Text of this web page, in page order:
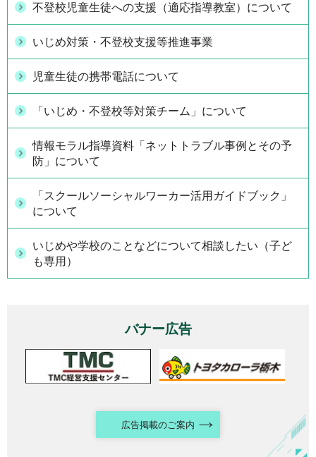
不登校児童生徒への支援（適応指導教室）について
いじめ対策・不登校支援等推進事業
児童生徒の携帯電話について
「いじめ・不登校等対策チーム」について
情報モラル指導資料「ネットトラブル事例とその予
防」について
「スクールソーシャルワーカー活用ガイドブック」
について
いじめや学校のことなどについて相談したい（子ど
も専用）
バナー広告
広告掲載のご案内